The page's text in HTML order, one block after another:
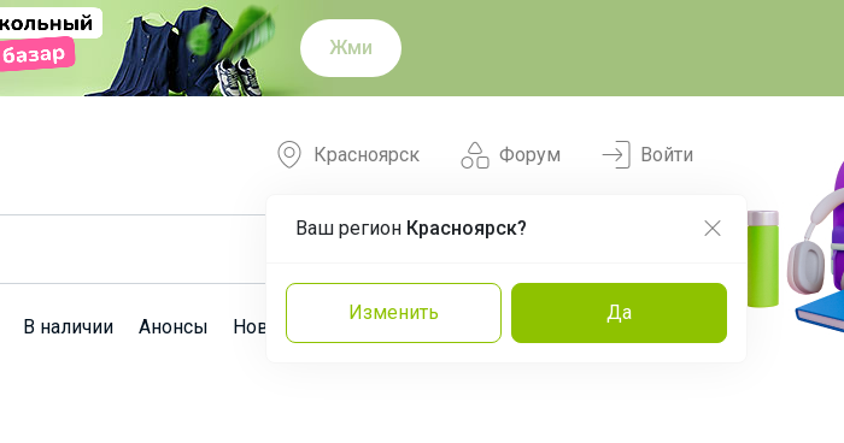
Жми
Форум
Красноярск
Ваш регион Красноярск?
Изменить Да
Войти
В наличии Анонсы Новости Команда Эксперты